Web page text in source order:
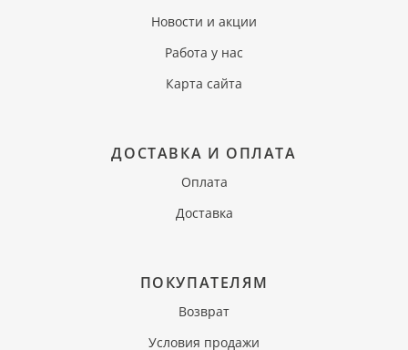
Новости и акции
Работа у нас
Карта сайта
ДОСТАВКА И ОПЛАТА
Оплата
Доставка
ПОКУПАТЕЛЯМ
Возврат
Условия продажи